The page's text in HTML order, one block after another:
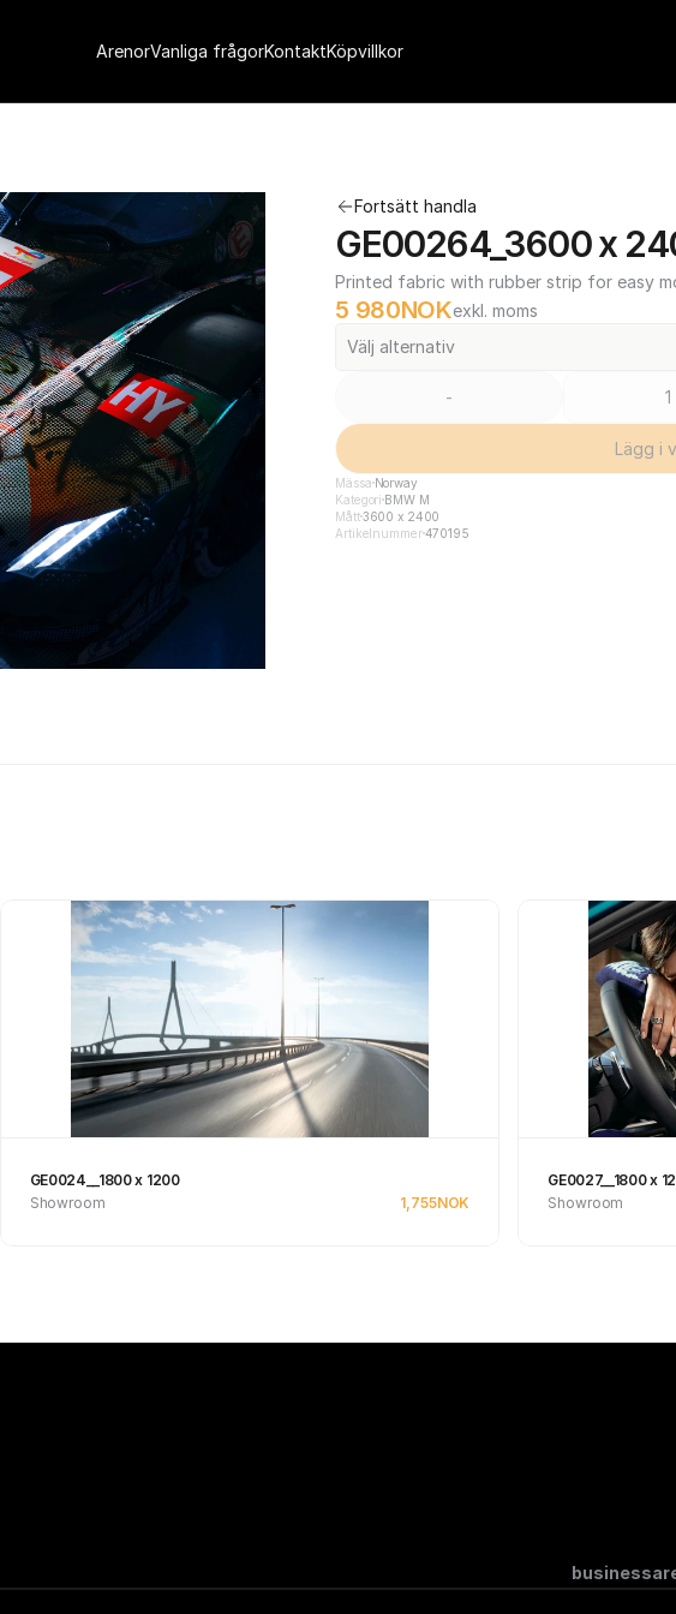
Fortsätt handla
GE00264_3600 x
Printed fabric with rubber strip for easy
5 980NOKexkl. moms
Välj alternativ
-
Lägg i
Mässa Norway
Kategori BMW M
Mått3600 x 2400
Artikelnummer470195
GE0024__1800 x 1200
Showroom
1,755NOK
GE0027__1800 x
Showroom
ArenorVanliga frågorKontaktKöpvillkor